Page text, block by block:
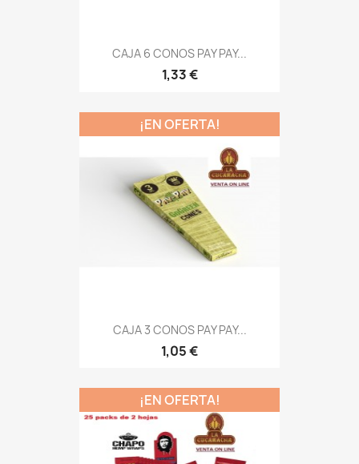
CAJA 6 CONOS PAY PAY...
1,33 €
CAJA 3 CONOS PAY PAY...
1,05 €
¡EN OFERTA!
¡EN OFERTA!